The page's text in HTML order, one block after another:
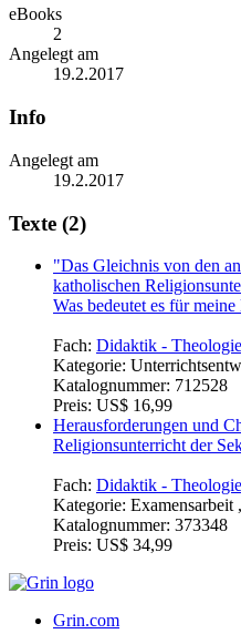
eBooks
2
Angelegt am
19.2.2017
Info
Angelegt am
19.2.2017
Texte (2)
"Das Gleichnis von den
katholischen
Was bedeutet es für
Fach: Didaktik -
Kategorie:
Katalognummer: 712528
Preis: US$ 16,99
Herausforderungen und
Religionsunterricht der
Fach: Didaktik -
Kategorie: Examensarbeit
Katalognummer: 373348
Preis: US$ 34,99
Grin.com